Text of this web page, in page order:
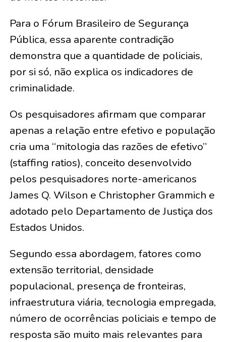
Para o Fórum Brasileiro de Segurança
Pública, essa aparente contradição
demonstra que a quantidade de policiais,
por si só, não explica os indicadores de
criminalidade.
Os pesquisadores afirmam que comparar
apenas a relação entre efetivo e população
cria uma “mitologia das razões de efetivo”
(staffing ratios), conceito desenvolvido
pelos pesquisadores norte-americanos
James Q. Wilson e Christopher Grammich e
adotado pelo Departamento de Justiça dos
Estados Unidos.
Segundo essa abordagem, fatores como
extensão territorial, densidade
populacional, presença de fronteiras,
infraestrutura viária, tecnologia empregada,
número de ocorrências policiais e tempo de
resposta são muito mais relevantes para